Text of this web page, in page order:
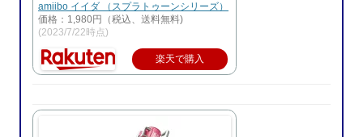
amiibo イイダ （スプラトゥーンシリーズ）
価格：1,980円（税込、送料無料)
(2023/7/22時点)
楽天で購入